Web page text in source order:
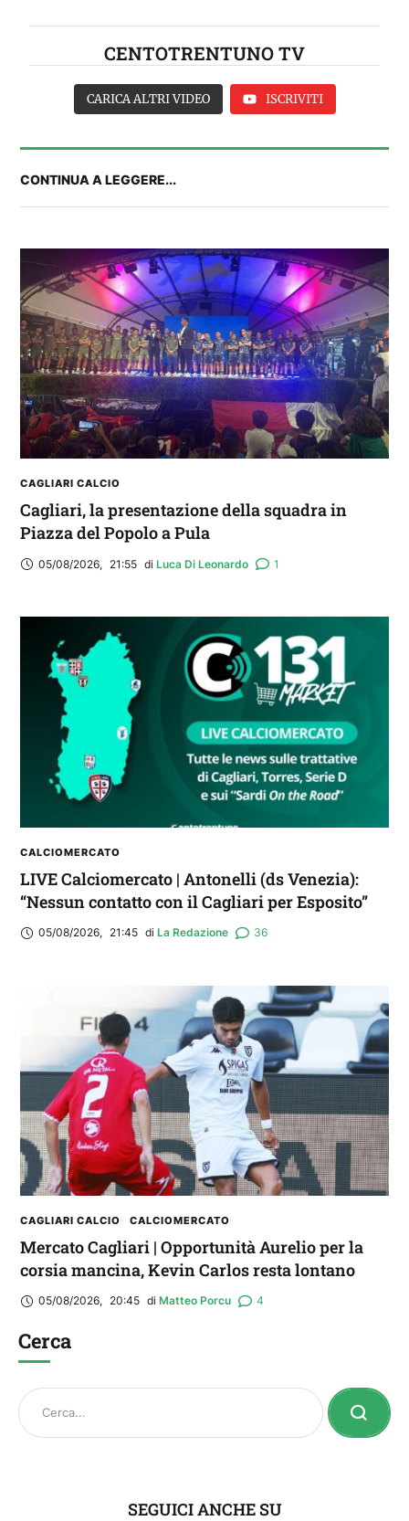
CENTOTRENTUNO TV
IL CAGLIARI SI PRESENTA A PULA: SEGUI LA
DIRETTA
CARICA ALTRI VIDEO ISCRIVITI
CONTINUA A LEGGERE...
CAGLIARI CALCIO
Cagliari, la presentazione della squadra in
Piazza del Popolo a Pula
05/08/2026, 21:55 di Luca Di Leonardo 1
CALCIOMERCATO
LIVE Calciomercato | Antonelli (ds Venezia):
“Nessun contatto con il Cagliari per Esposito”
05/08/2026, 21:45 di La Redazione 36
CAGLIARI CALCIO CALCIOMERCATO
Mercato Cagliari | Opportunità Aurelio per la
corsia mancina, Kevin Carlos resta lontano
05/08/2026, 20:45 di Matteo Porcu 4
Cerca
SEGUICI ANCHE SU